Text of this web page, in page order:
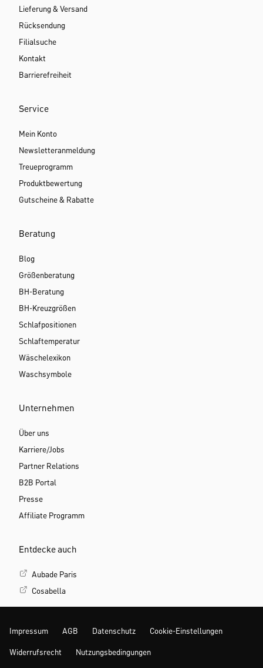
Lieferung & Versand
Rücksendung
Filialsuche
Kontakt
Barrierefreiheit
Service
Mein Konto
Newsletteranmeldung
Treueprogramm
Produktbewertung
Gutscheine & Rabatte
Beratung
Blog
Größenberatung
BH-Beratung
BH-Kreuzgrößen
Schlafpositionen
Schlaftemperatur
Wäschelexikon
Waschsymbole
Unternehmen
Über uns
Karriere/Jobs
Partner Relations
B2B Portal
Presse
Affiliate Programm
Entdecke auch
Aubade Paris
Cosabella
Impressum AGB Datenschutz Cookie-Einstellungen
Widerrufsrecht Nutzungsbedingungen